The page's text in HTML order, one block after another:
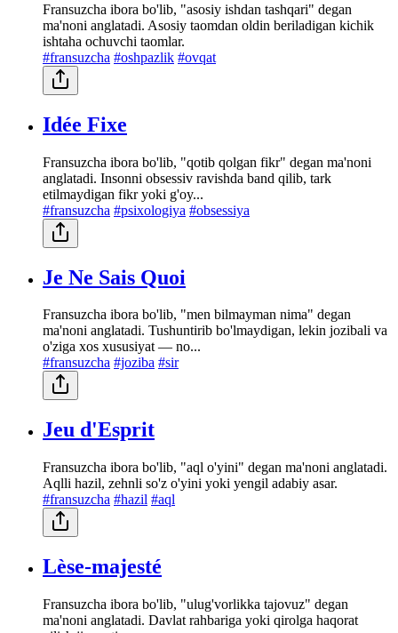
Fransuzcha ibora bo'lib, "asosiy ishdan tashqari" degan
ma'noni anglatadi. Asosiy taomdan oldin beriladigan kichik
ishtaha ochuvchi taomlar.
#fransuzcha #oshpazlik #ovqat
Idée Fixe
Fransuzcha ibora bo'lib, "qotib qolgan fikr" degan ma'noni
anglatadi. Insonni obsessiv ravishda band qilib, tark
etilmaydigan fikr yoki g'oy...
#fransuzcha #psixologiya #obsessiya
Je Ne Sais Quoi
Fransuzcha ibora bo'lib, "men bilmayman nima" degan
ma'noni anglatadi. Tushuntirib bo'lmaydigan, lekin jozibali va
o'ziga xos xususiyat — no...
#fransuzcha #joziba #sir
Jeu d'Esprit
Fransuzcha ibora bo'lib, "aql o'yini" degan ma'noni anglatadi.
Aqlli hazil, zehnli so'z o'yini yoki yengil adabiy asar.
#fransuzcha #hazil #aql
Lèse-majesté
Fransuzcha ibora bo'lib, "ulug'vorlikka tajovuz" degan
ma'noni anglatadi. Davlat rahbariga yoki qirolga haqorat